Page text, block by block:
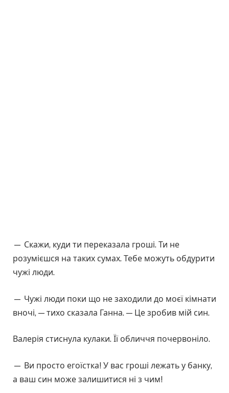
— Скажи, куди ти переказала гроші. Ти не
розумієшся на таких сумах. Тебе можуть обдурити
чужі люди.
— Чужі люди поки що не заходили до моєї кімнати
вночі, — тихо сказала Ганна. — Це зробив мій син.
Валерія стиснула кулаки. Її обличчя почервоніло.
— Ви просто егоїстка! У вас гроші лежать у банку,
а ваш син може залишитися ні з чим!